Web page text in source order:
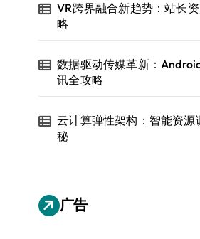
VR跨界融合新趋势：站长
略
数据驱动传媒革新：
讯全攻略
云计算弹性架构：智能资源
秘
广告